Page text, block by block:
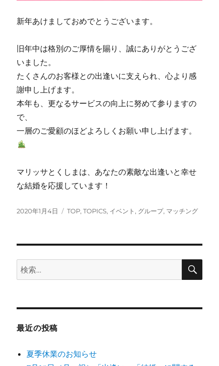
新年あけましておめでとうございます。
旧年中は格別のご厚情を賜り、誠にありがとうござ
いました。
たくさんのお客様との出逢いに支えられ、心より感
謝申し上げます。
本年も、更なるサービスの向上に努めて参りますの
で、
一層のご愛顧のほどよろしくお願い申し上げます。
マリッサとくしまは、あなたの素敵な出逢いと幸せ
な結婚を応援しています！
投
2020年1月4日
カ
TOP,TOPICS, イベント , グループ, マッチング
検
索:
検
最近の投稿
夏季休業のお知らせ